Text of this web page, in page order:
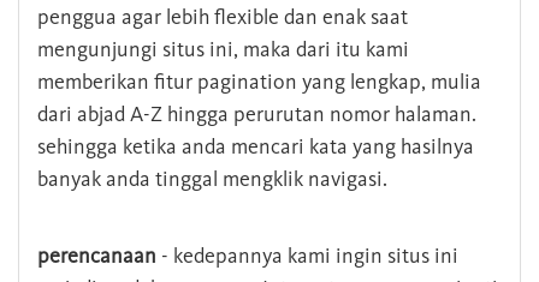
penggua agar lebih flexible dan enak saat
mengunjungi situs ini, maka dari itu kami
memberikan fitur pagination yang lengkap, mulia
dari abjad A-Z hingga perurutan nomor halaman.
sehingga ketika anda mencari kata yang hasilnya
banyak anda tinggal mengklik navigasi.
perencanaan - kedepannya kami ingin situs ini